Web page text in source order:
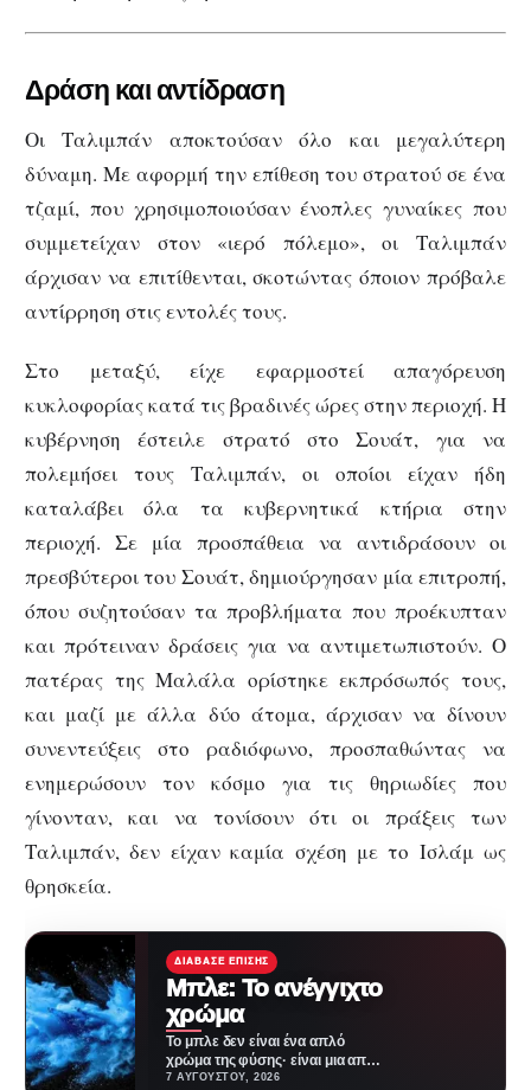
Δράση και αντίδραση
Οι Ταλιμπάν αποκτούσαν όλο και μεγαλύτερη
δύναμη. Με αφορμή την επίθεση του στρατού σε ένα
τζαμί, που χρησιμοποιούσαν ένοπλες γυναίκες που
συμμετείχαν στον «ιερό πόλεμο», οι Ταλιμπάν
άρχισαν να επιτίθενται, σκοτώντας όποιον πρόβαλε
αντίρρηση στις εντολές τους.
Στο μεταξύ, είχε εφαρμοστεί απαγόρευση
κυκλοφορίας κατά τις βραδινές ώρες στην περιοχή. Η
κυβέρνηση έστειλε στρατό στο Σουάτ, για να
πολεμήσει τους Ταλιμπάν, οι οποίοι είχαν ήδη
καταλάβει όλα τα κυβερνητικά κτήρια στην
περιοχή. Σε μία προσπάθεια να αντιδράσουν οι
πρεσβύτεροι του Σουάτ, δημιούργησαν μία επιτροπή,
όπου συζητούσαν τα προβλήματα που προέκυπταν
και πρότειναν δράσεις για να αντιμετωπιστούν. Ο
πατέρας της Μαλάλα ορίστηκε εκπρόσωπός τους,
και μαζί με άλλα δύο άτομα, άρχισαν να δίνουν
συνεντεύξεις στο ραδιόφωνο, προσπαθώντας να
ενημερώσουν τον κόσμο για τις θηριωδίες που
γίνονταν, και να τονίσουν ότι οι πράξεις των
Ταλιμπάν, δεν είχαν καμία σχέση με το Ισλάμ ως
θρησκεία.
ΔΙΆΒΑΣΕ ΕΠΊΣΗΣ
Μπλε: Το ανέγγιχτο
χρώμα
Το μπλε δεν είναι ένα απλό
χρώμα της φύσης· είναι μια από
τις πιο επιτυχημένες
7 ΑΥΓΟΎΣΤΟΥ, 2026